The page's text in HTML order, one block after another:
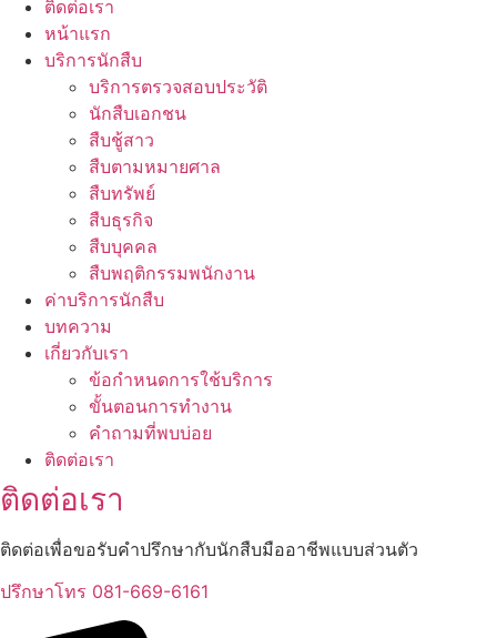
ติดต่อเรา
หน้าแรก
บริการนักสืบ
บริการตรวจสอบประวัติ
นักสืบเอกชน
สืบชู้สาว
สืบตามหมายศาล
สืบทรัพย์
สืบธุรกิจ
สืบบุคคล
สืบพฤติกรรมพนักงาน
ค่าบริการนักสืบ
บทความ
เกี่ยวกับเรา
ข้อกำหนดการใช้บริการ
ขั้นตอนการทำงาน
คำถามที่พบบ่อย
ติดต่อเรา
ติดต่อเรา
ติดต่อเพื่อขอรับคำปรึกษากับนักสืบมืออาชีพแบบส่วนตัว
ปรึกษาโทร 081-669-6161